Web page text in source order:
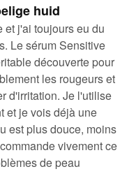
huid
et j'ai toujours eu du
Le sérum Sensitive
découverte pour
les rougeurs et
d'irritation. Je l'utilise
et je vois déjà une
est plus douce, moins
vivement ce
de peau